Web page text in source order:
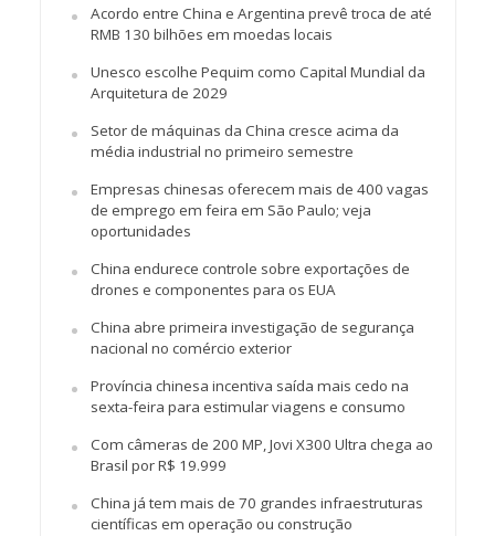
Acordo entre China e Argentina prevê troca de até
RMB 130 bilhões em moedas locais
Unesco escolhe Pequim como Capital Mundial da
Arquitetura de 2029
Setor de máquinas da China cresce acima da
média industrial no primeiro semestre
Empresas chinesas oferecem mais de 400 vagas
de emprego em feira em São Paulo; veja
oportunidades
China endurece controle sobre exportações de
drones e componentes para os EUA
China abre primeira investigação de segurança
nacional no comércio exterior
Província chinesa incentiva saída mais cedo na
sexta-feira para estimular viagens e consumo
Com câmeras de 200 MP, Jovi X300 Ultra chega ao
Brasil por R$ 19.999
China já tem mais de 70 grandes infraestruturas
científicas em operação ou construção